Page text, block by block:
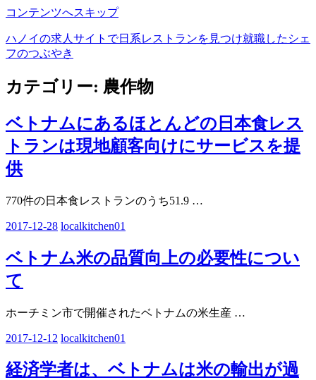
コンテンツへスキップ
ハノイの求人サイトで日系レストランを見つけ就職したシェ
フのつぶやき
カテゴリー: 農作物
ベトナムにあるほとんどの日本食レス
トランは現地顧客向けにサービスを提
供
770件の日本食レストランのうち51.9 …
2017-12-28 localkitchen01
ベトナム米の品質向上の必要性につい
て
ホーチミン市で開催されたベトナムの米生産 …
2017-12-12 localkitchen01
経済学者は、ベトナムは米の輸出が過